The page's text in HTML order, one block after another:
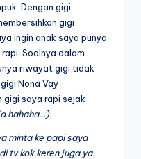
Dengan gigi
gigi
ingin anak saya punya
Soalnya dalam
riwayat gigi tidak
Nona Vay
gigi saya rapi sejak
hahaha…).
minta ke papi saya
tv kok keren juga ya.